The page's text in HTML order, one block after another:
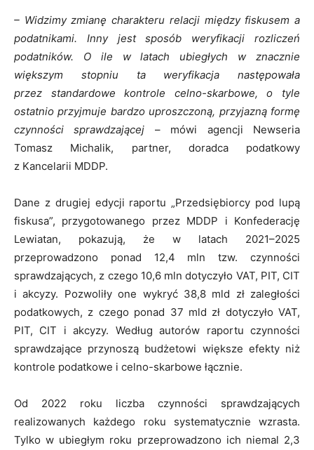
– Widzimy zmianę charakteru relacji między fiskusem a
podatnikami. Inny jest sposób weryfikacji rozliczeń
podatników. O ile w latach ubiegłych w znacznie
większym stopniu ta weryfikacja następowała
przez standardowe kontrole celno-skarbowe, o tyle
ostatnio przyjmuje bardzo uproszczoną, przyjazną formę
czynności sprawdzającej – mówi agencji Newseria
Tomasz Michalik, partner, doradca podatkowy
z Kancelarii MDDP.
Dane z drugiej edycji raportu „Przedsiębiorcy pod lupą
fiskusa”, przygotowanego przez MDDP i Konfederację
Lewiatan, pokazują, że w latach 2021–2025
przeprowadzono ponad 12,4 mln tzw. czynności
sprawdzających, z czego 10,6 mln dotyczyło VAT, PIT, CIT
i akcyzy. Pozwoliły one wykryć 38,8 mld zł zaległości
podatkowych, z czego ponad 37 mld zł dotyczyło VAT,
PIT, CIT i akcyzy. Według autorów raportu czynności
sprawdzające przynoszą budżetowi większe efekty niż
kontrole podatkowe i celno-skarbowe łącznie.
Od 2022 roku liczba czynności sprawdzających
realizowanych każdego roku systematycznie wzrasta.
Tylko w ubiegłym roku przeprowadzono ich niemal 2,3